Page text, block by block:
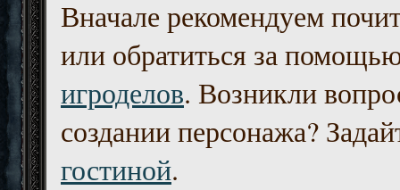
Вначале рекомендуем
или обратиться за
игроделов. Возникли
создании персонажа?
гостиной.